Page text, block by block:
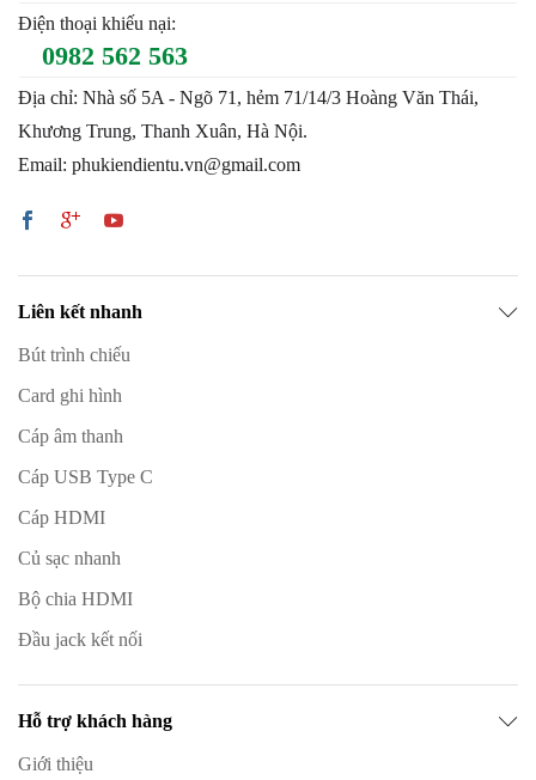
Điện thoại khiếu nại:
0982 562 563
Địa chỉ: Nhà số 5A - Ngõ 71, hẻm 71/14/3 Hoàng Văn Thái,
Khương Trung, Thanh Xuân, Hà Nội.
Email: phukiendientu.vn@gmail.com
Liên kết nhanh
Bút trình chiếu
Card ghi hình
Cáp âm thanh
Cáp USB Type C
Cáp HDMI
Củ sạc nhanh
Bộ chia HDMI
Đầu jack kết nối
Hỗ trợ khách hàng
Giới thiệu